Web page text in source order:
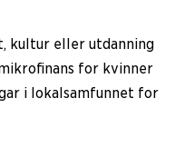
kultur eller utdanning
for kvinner
i lokalsamfunnet for